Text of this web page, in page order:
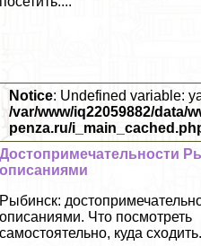
Notice: Undefined variable:
/var/www/iq22059882/data/
penza.ru/
Достопримечательности
описаниями
Рыбинск:
описаниями. Что посмотреть
самостоятельно, куда